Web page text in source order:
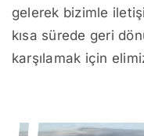
gelerek bizimle
kısa sürede geri
karşılamak için